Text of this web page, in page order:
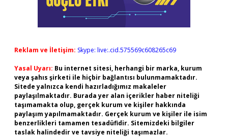
Reklam ve İletişim: Skype: live:.cid.575569c608265c69
Yasal Uyarı: Bu internet sitesi, herhangi bir marka, kurum
veya şahıs şirketi ile hiçbir bağlantısı bulunmamaktadır.
Sitede yalnızca kendi hazırladığımız makaleler
paylaşılmaktadır. Burada yer alan içerikler haber niteliği
taşımamakta olup, gerçek kurum ve kişiler hakkında
paylaşım yapılmamaktadır. Gerçek kurum ve kişiler ile isim
benzerlikleri tamamen tesadüfidir. Sitemizdeki bilgiler
taslak halindedir ve tavsiye niteliği taşımazlar.